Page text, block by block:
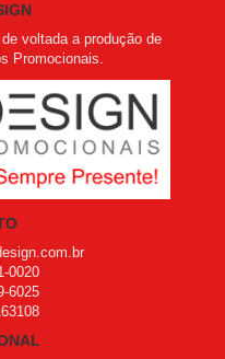
voltada a produção de
Promocionais.
0020
6025